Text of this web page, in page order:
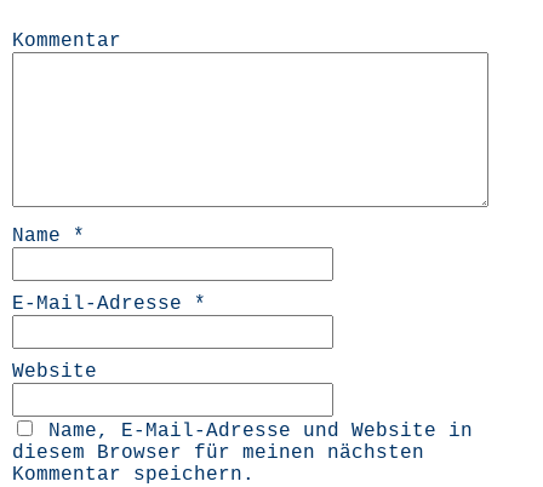
Kommentar
Name *
E-Mail-Adresse *
Website
Name, E-Mail-Adresse und Website in
diesem Browser für meinen nächsten
Kommentar speichern.